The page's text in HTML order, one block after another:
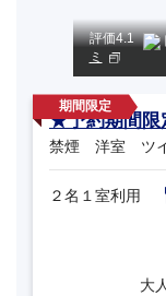
評価4.1
ミ
★予約期間
禁煙 洋室 ツ
２名１室利用
大